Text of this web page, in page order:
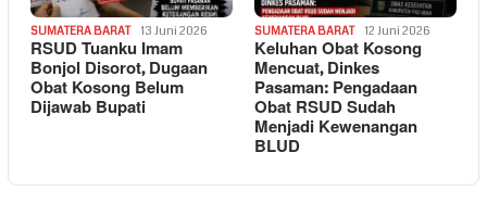
SUMATERA BARAT 13 Juni 2026
RSUD Tuanku Imam
Bonjol Disorot, Dugaan
Obat Kosong Belum
Dijawab Bupati
SUMATERA BARAT 12 Juni 2026
Keluhan Obat Kosong
Mencuat, Dinkes
Pasaman: Pengadaan
Obat RSUD Sudah
Menjadi Kewenangan
BLUD